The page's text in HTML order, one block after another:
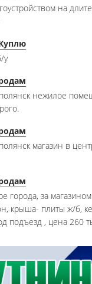
на
у
нежилое
магазин в
города, за
крыша- плиты ж/б,
подъезд , цена 260